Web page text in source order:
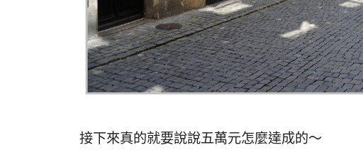
接下來真的就要說說五萬元怎麼達成的～